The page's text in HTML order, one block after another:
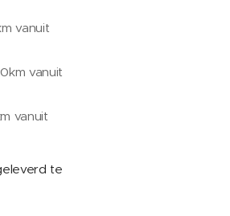
vanuit
vanuit
vanuit
te